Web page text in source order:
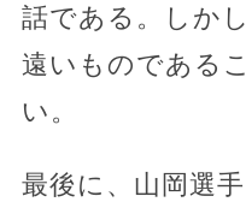
話である。しか
遠いものである
い。
最後に、山岡選